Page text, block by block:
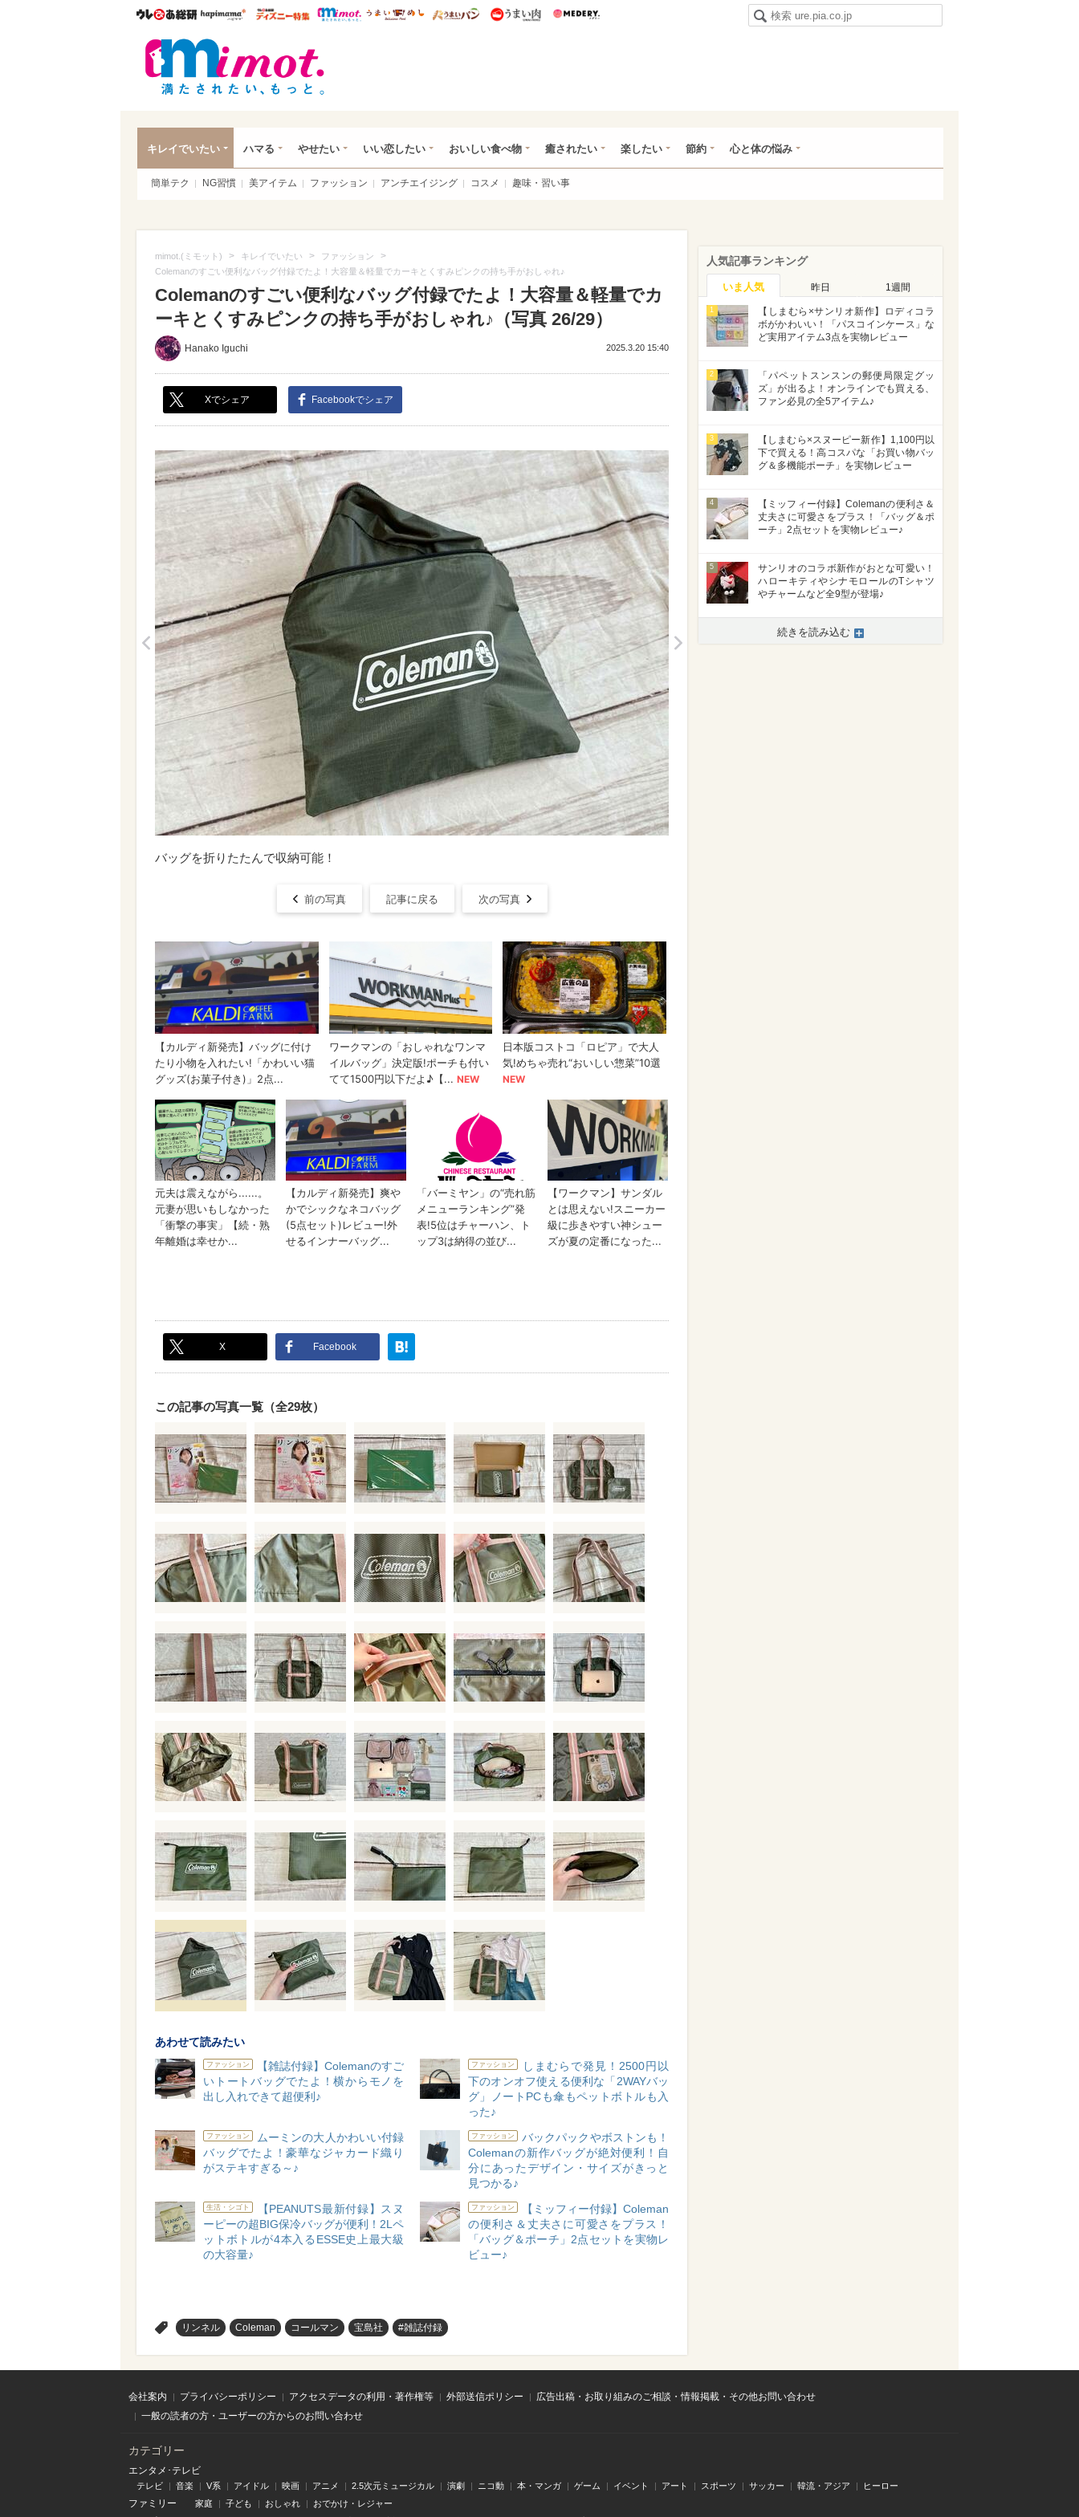
ウレぴあ総研ハピママ* ウレぴあ総研 ディズニー特集
mimot. うまいめし うまいパン うまい肉
キレイでいたい ハマる やせたい いい恋したい おいしい食べ物 癒されたい 楽したい 節約 心と体の悩み
簡単テク NG習慣 美アイテム ファッション アンチエイジング コスメ 趣味・習い事
mimot.(ミモット) > キレイでいたい > ファッション >
Colemanのすごい便利なバッグ付録でたよ！大容量＆軽量でカーキとくすみピンクの持ち手がおしゃれ♪
Colemanのすごい便利なバッグ付録でたよ！大容量＆軽量でカ
ーキとくすみピンクの持ち手がおしゃれ♪（写真 26/29）
Hanako Iguchi 2025.3.20 15:40
Xでシェア Facebookでシェア
バッグを折りたたんで収納可能！
前の写真 記事に戻る 次の写真
X Facebook
この記事の写真一覧（全29枚）
あわせて読みたい
ファッション
【雑誌付録】Colemanのすご
いトートバッグでたよ！横からモノを
出し入れできて超便利♪
ファッション
しまむらで発見！2500円以
下のオンオフ使える便利な「2WAYバッ
グ」ノートPCも傘もペットボトルも入
った♪
ファッション
ムーミンの大人かわいい付録
バッグでたよ！豪華なジャカード織り
がステキすぎる～♪
ファッション
バックパックやボストンも！
Colemanの新作バッグが絶対便利！自
分にあったデザイン・サイズがきっと
見つかる♪
生活・シゴト
【PEANUTS最新付録】スヌ
ーピーの超BIG保冷バッグが便利！2Lペ
ットボトルが4本入るESSE史上最大級
の大容量♪
ファッション
【ミッフィー付録】Coleman
の便利さ＆丈夫さに可愛さをプラス！
「バッグ＆ポーチ」2点セットを実物レ
ビュー♪
リンネル Coleman コールマン 宝島社 #雑誌付録
人気記事ランキング
いま人気 昨日 1週間
1
【しまむら×サンリオ新作】ロディコラ
ボがかわいい！「パスコインケース」な
ど実用アイテム3点を実物レビュー
2
「パペットスンスンの郵便局限定グッ
ズ」が出るよ！オンラインでも買える、
ファン必見の全5アイテム♪
3
【しまむら×スヌーピー新作】1,100円以
下で買える！高コスパな「お買い物バッ
グ＆多機能ポーチ」を実物レビュー
4
【ミッフィー付録】Colemanの便利さ＆
丈夫さに可愛さをプラス！「バッグ＆ポ
ーチ」2点セットを実物レビュー♪
5
サンリオのコラボ新作がおとな可愛い！
ハローキティやシナモロールのTシャツ
やチャームなど全9型が登場♪
続きを読み込む
会社案内 プライバシーポリシー アクセスデータの利用・著作権等 外部送信ポリシー
広告出稿・お取り組みのご相談・情報掲載・その他お問い合わせ
一般の読者の方・ユーザーの方からのお問い合わせ
カテゴリー
エンタメ･テレビ
テレビ 音楽 V系 アイドル 映画 アニメ 2.5次元ミュージカル 演劇 ニコ動 本・マンガ ゲーム イベント アート スポーツ サッカー 韓流・アジア ヒーロー
ファミリー 家庭 子ども おしゃれ おでかけ・レジャー